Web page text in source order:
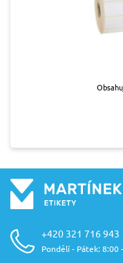
+420 321 716 943
Pondělí - Pátek: 8:00